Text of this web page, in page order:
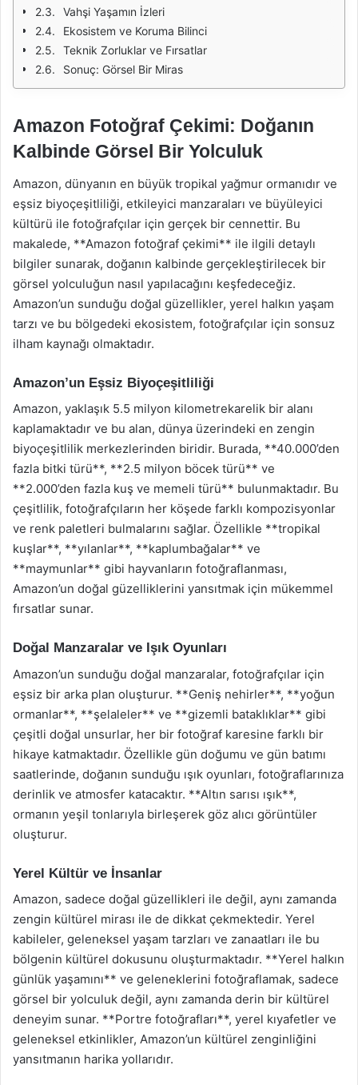
Vahşi Yaşamın İzleri
Ekosistem ve Koruma Bilinci
Teknik Zorluklar ve Fırsatlar
Sonuç: Görsel Bir Miras
Amazon Fotoğraf Çekimi: Doğanın
Kalbinde Görsel Bir Yolculuk
Amazon, dünyanın en büyük tropikal yağmur ormanıdır ve
eşsiz biyoçeşitliliği, etkileyici manzaraları ve büyüleyici
kültürü ile fotoğrafçılar için gerçek bir cennettir. Bu
makalede, **Amazon fotoğraf çekimi** ile ilgili detaylı
bilgiler sunarak, doğanın kalbinde gerçekleştirilecek bir
görsel yolculuğun nasıl yapılacağını keşfedeceğiz.
Amazon’un sunduğu doğal güzellikler, yerel halkın yaşam
tarzı ve bu bölgedeki ekosistem, fotoğrafçılar için sonsuz
ilham kaynağı olmaktadır.
Amazon’un Eşsiz Biyoçeşitliliği
Amazon, yaklaşık 5.5 milyon kilometrekarelik bir alanı
kaplamaktadır ve bu alan, dünya üzerindeki en zengin
biyoçeşitlilik merkezlerinden biridir. Burada, **40.000’den
fazla bitki türü**, **2.5 milyon böcek türü** ve
**2.000’den fazla kuş ve memeli türü** bulunmaktadır. Bu
çeşitlilik, fotoğrafçıların her köşede farklı kompozisyonlar
ve renk paletleri bulmalarını sağlar. Özellikle **tropikal
kuşlar**, **yılanlar**, **kaplumbağalar** ve
**maymunlar** gibi hayvanların fotoğraflanması,
Amazon’un doğal güzelliklerini yansıtmak için mükemmel
fırsatlar sunar.
Doğal Manzaralar ve Işık Oyunları
Amazon’un sunduğu doğal manzaralar, fotoğrafçılar için
eşsiz bir arka plan oluşturur. **Geniş nehirler**, **yoğun
ormanlar**, **şelaleler** ve **gizemli bataklıklar** gibi
çeşitli doğal unsurlar, her bir fotoğraf karesine farklı bir
hikaye katmaktadır. Özellikle gün doğumu ve gün batımı
saatlerinde, doğanın sunduğu ışık oyunları, fotoğraflarınıza
derinlik ve atmosfer katacaktır. **Altın sarısı ışık**,
ormanın yeşil tonlarıyla birleşerek göz alıcı görüntüler
oluşturur.
Yerel Kültür ve İnsanlar
Amazon, sadece doğal güzellikleri ile değil, aynı zamanda
zengin kültürel mirası ile de dikkat çekmektedir. Yerel
kabileler, geleneksel yaşam tarzları ve zanaatları ile bu
bölgenin kültürel dokusunu oluşturmaktadır. **Yerel halkın
günlük yaşamını** ve geleneklerini fotoğraflamak, sadece
görsel bir yolculuk değil, aynı zamanda derin bir kültürel
deneyim sunar. **Portre fotoğrafları**, yerel kıyafetler ve
geleneksel etkinlikler, Amazon’un kültürel zenginliğini
yansıtmanın harika yollarıdır.